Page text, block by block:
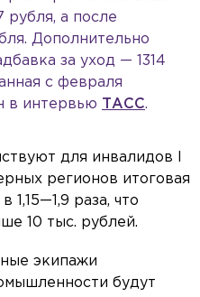
рубля, а после
Дополнительно
за уход — 1314
с февраля
в интервью
ТАСС.
для инвалидов I
регионов итоговая
1,15—1,9 раза, что
10 тыс. рублей.
экипажи
будут